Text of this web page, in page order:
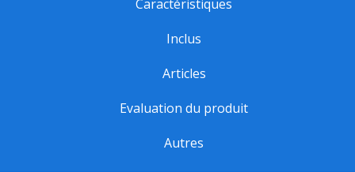
Caractéristiques
Inclus
Articles
Evaluation du produit
Autres